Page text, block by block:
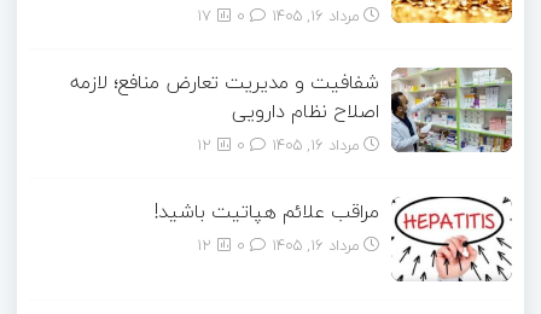
مرداد ۱۶, ۱۴۰۵ 17
شفافیت و مدیریت تعارض منافع؛ لازمه
اصلاح نظام دارویی
مرداد ۱۶, ۱۴۰۵ 12
مراقب علائم هپاتیت باشید!
مرداد ۱۶, ۱۴۰۵ 12